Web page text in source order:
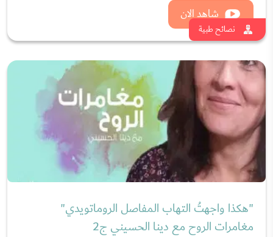
نصائح طبية
شاهد الان
"هكذا واجهتُ التهاب المفاصل الروماتويدي"
مغامرات الروح مع دينا الحسيني ج2